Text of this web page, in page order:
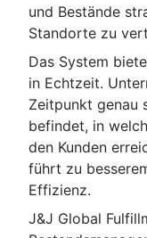
und Bestände
Standorte zu
Das System
in Echtzeit.
Zeitpunkt genau
befindet, in
den Kunden
führt zu
Effizienz.
J&J Global